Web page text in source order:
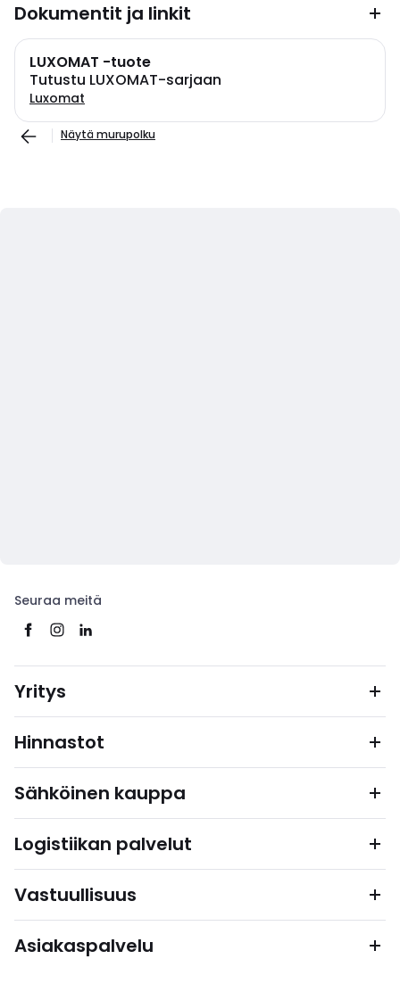
Dokumentit ja linkit
LUXOMAT -tuote
Tutustu LUXOMAT-sarjaan
Luxomat
Näytä murupolku
Seuraa meitä
Yritys
Hinnastot
Sähköinen kauppa
Logistiikan palvelut
Vastuullisuus
Asiakaspalvelu